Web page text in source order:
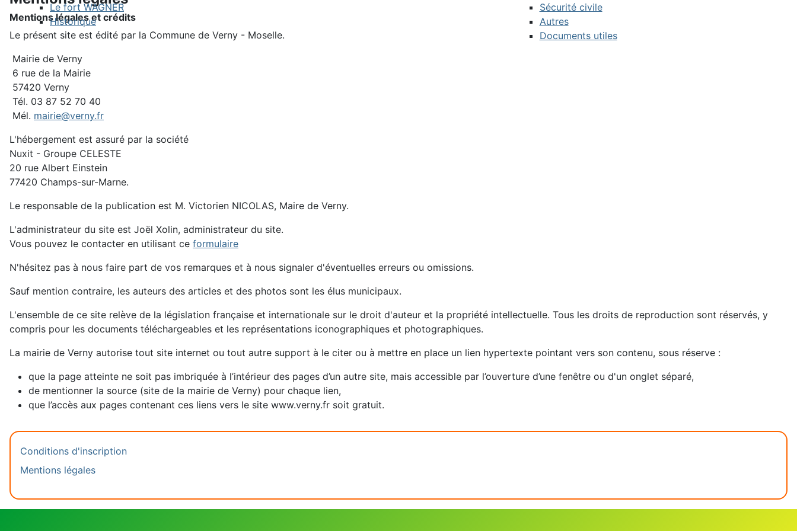
Le fort WAGNER
Historique
Sécurité civile
Autres
Documents utiles
Mentions légales et crédits
Le présent site est édité par la Commune de Verny - Moselle.
Mairie de Verny
6 rue de la Mairie
57420 Verny
Tél. 03 87 52 70 40
Mél. mairie@verny.fr
L'hébergement est assuré par la société
Nuxit - Groupe CELESTE
20 rue Albert Einstein
77420 Champs-sur-Marne.
Le responsable de la publication est M. Victorien NICOLAS, Maire de Verny.
L'administrateur du site est Joël Xolin, administrateur du site.
Vous pouvez le contacter en utilisant ce formulaire
N'hésitez pas à nous faire part de vos remarques et à nous signaler d'éventuelles erreurs ou omissions.
Sauf mention contraire, les auteurs des articles et des photos sont les élus municipaux.
L'ensemble de ce site relève de la législation française et internationale sur le droit d'auteur et la propriété intellectuelle. Tous les droits de reproduction sont réservés, y
compris pour les documents téléchargeables et les représentations iconographiques et photographiques.
La mairie de Verny autorise tout site internet ou tout autre support à le citer ou à mettre en place un lien hypertexte pointant vers son contenu, sous réserve :
que la page atteinte ne soit pas imbriquée à l’intérieur des pages d’un autre site, mais accessible par l’ouverture d’une fenêtre ou d'un onglet séparé,
de mentionner la source (site de la mairie de Verny) pour chaque lien,
que l’accès aux pages contenant ces liens vers le site www.verny.fr soit gratuit.
Conditions d'inscription
Mentions légales